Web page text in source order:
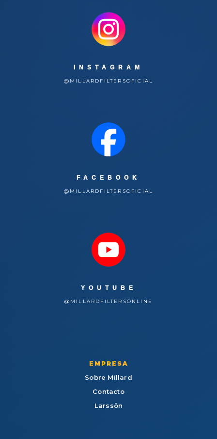
INSTAGRAM
@MILLARDFILTERSOFICIAL
FACEBOOK
@MILLARDFILTERSOFICIAL
YOUTUBE
@MILLARDFILTERSONLINE
EMPRESA
Sobre Millard
Contacto
Larssön